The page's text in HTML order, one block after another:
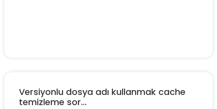
Versiyonlu dosya adı kullanmak cache
temizleme sor...